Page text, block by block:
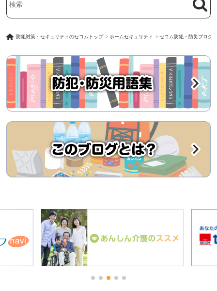
検索キーワード入力
検索
防犯対策・セキュリティのセコムトップ ホームセキュリティ セコム防犯・防災ブログ